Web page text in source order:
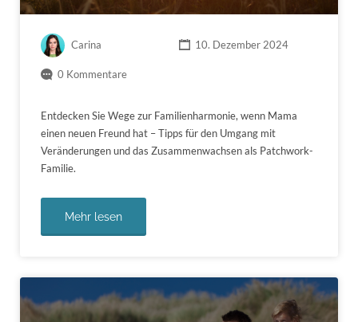
Carina 10. Dezember 2024
0 Kommentare
Entdecken Sie Wege zur Familienharmonie, wenn Mama
einen neuen Freund hat – Tipps für den Umgang mit
Veränderungen und das Zusammenwachsen als Patchwork-
Familie.
Mehr lesen